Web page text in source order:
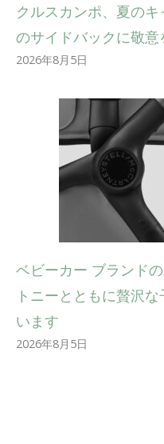
クルスカンポ、夏の
のサイドバックに敬意
2026年8月5日
ベビーカー ブランド
トニーとともに贅沢
います
2026年8月5日